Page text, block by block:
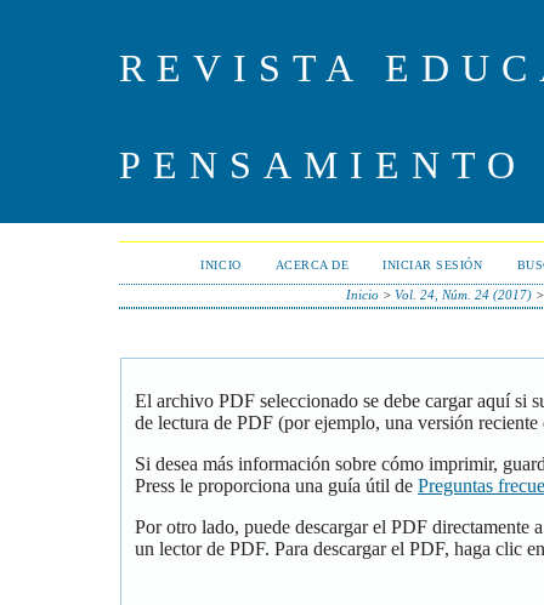
REVISTA
PENSAMIENTO
INICIO ACERCA DE INICIAR SESIÓN
Inicio >Vol. 24, Núm. 24 (2017)
El archivo PDF seleccionado se debe cargar aquí si
de lectura de PDF (por ejemplo, una versión
Si desea más información sobre cómo imprimir,
Press le proporciona una guía útil de Preguntas
Por otro lado, puede descargar el PDF directamente
un lector de PDF. Para descargar el PDF, haga clic